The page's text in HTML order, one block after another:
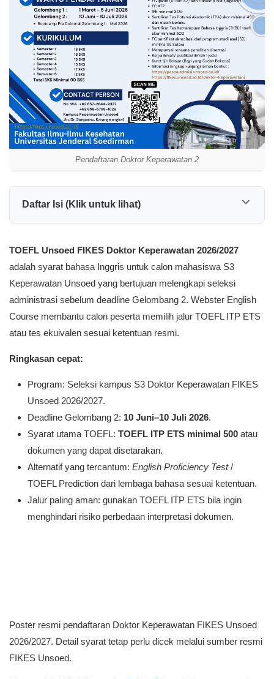
Pendaftaran Doktor Keperawatan 2
Daftar Isi (Klik untuk lihat)
TOEFL Unsoed FIKES Doktor Keperawatan 2026/2027
adalah syarat bahasa Inggris untuk calon mahasiswa S3
Keperawatan Unsoed yang bertujuan melengkapi seleksi
administrasi sebelum deadline Gelombang 2. Webster English
Course membantu calon peserta memilih jalur TOEFL ITP ETS
atau tes ekuivalen sesuai ketentuan resmi.
Ringkasan cepat:
Program: Seleksi kampus S3 Doktor Keperawatan FIKES
Unsoed 2026/2027.
Deadline Gelombang 2: 10 Juni–10 Juli 2026.
Syarat utama TOEFL: TOEFL ITP ETS minimal 500 atau
dokumen yang dapat disetarakan.
Alternatif yang tercantum: English Proficiency Test/
TOEFL Prediction dari lembaga bahasa sesuai ketentuan.
Jalur paling aman: gunakan TOEFL ITP ETS bila ingin
menghindari risiko perbedaan interpretasi dokumen.